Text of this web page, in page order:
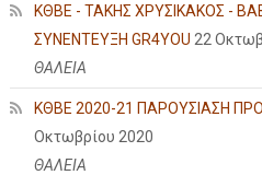
ΚΘΒΕ - ΤΑΚΗΣ ΧΡΥΣΙΚΑΚΟΣ -
ΣΥΝΕΝΤΕΥΞΗ GR4YOU 22
ΘΑΛΕΙΑ
ΚΘΒΕ 2020-21 ΠΑΡΟΥΣΙΑΣΗ
Οκτωβρίου 2020
ΘΑΛΕΙΑ